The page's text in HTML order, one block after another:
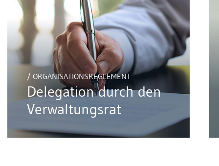
/ ORGANISATIONSREGLEMENT
Delegation durch den
Verwaltungsrat